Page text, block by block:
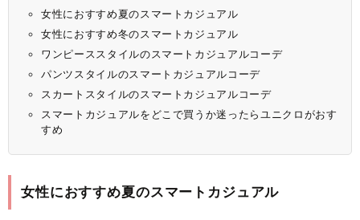
女性におすすめ夏のスマートカジュアル
女性におすすめ冬のスマートカジュアル
ワンピーススタイルのスマートカジュアルコーデ
パンツスタイルのスマートカジュアルコーデ
スカートスタイルのスマートカジュアルコーデ
スマートカジュアルをどこで買うか迷ったらユニクロがおす
すめ
女性におすすめ夏のスマートカジュアル